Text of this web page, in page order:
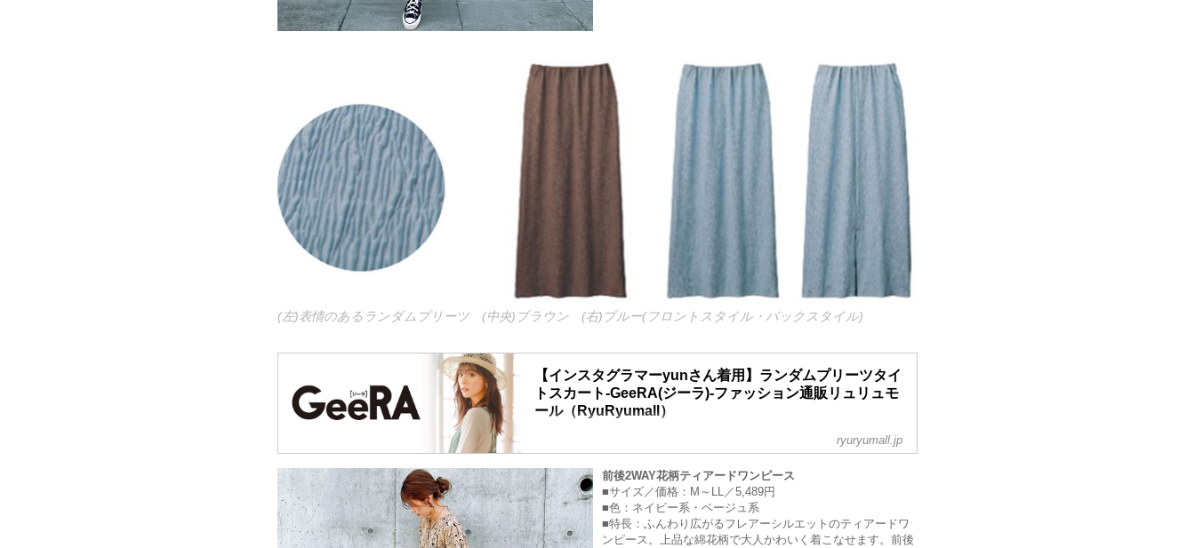
(左)表情のあるランダムプリーツ (中央)ブラウン (右)ブルー(フロントスタイル・バックスタイル)
【インスタグラマーyunさん着用】ランダムプリーツタイ
トスカート-GeeRA(ジーラ)-ファッション通販リュリュモ
ール（RyuRyumall）
【インスタグラマーyunさん着用】ランダムプリーツタイトスカート-
を多数取り扱う通販ショッピングモール。新作アイテムも続々入荷
中。お得なセールやクーポン・キャンペーンが随時開催！「お買い得
商品」「大きなサイズの豊富な品揃え」「コーディネート情報」「ト
レンドニュース」などコンテンツも充実。
ryuryumall.jp
前後2WAY花柄ティアードワンピース
■サイズ／価格：M～LL／5,489円
■色：ネイビー系・ベージュ系
■特長：ふんわり広がるフレアーシルエットのティアードワ
ンピース。上品な綿花柄で大人かわいく着こなせます。前後